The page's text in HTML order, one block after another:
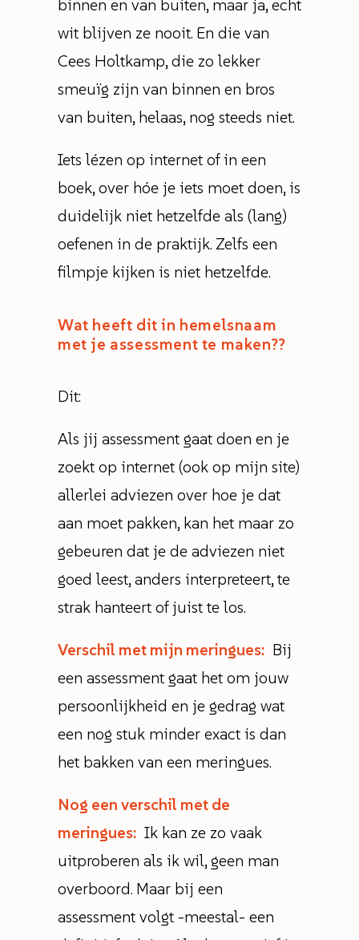
binnen en van buiten, maar ja, echt
wit blijven ze nooit. En die van
Cees Holtkamp, die zo lekker
smeuïg zijn van binnen en bros
van buiten, helaas, nog steeds niet.
Iets lézen op internet of in een
boek, over hóe je iets moet doen, is
duidelijk niet hetzelfde als (lang)
oefenen in de praktijk. Zelfs een
filmpje kijken is niet hetzelfde.
Wat heeft dit in hemelsnaam
met je assessment te maken??
Dit:
Als jij assessment gaat doen en je
zoekt op internet (ook op mijn site)
allerlei adviezen over hoe je dat
aan moet pakken, kan het maar zo
gebeuren dat je de adviezen niet
goed leest, anders interpreteert, te
strak hanteert of juist te los.
Verschil met mijn meringues: Bij
een assessment gaat het om jouw
persoonlijkheid en je gedrag wat
een nog stuk minder exact is dan
het bakken van een meringues.
Nog een verschil met de
meringues: Ik kan ze zo vaak
uitproberen als ik wil, geen man
overboord. Maar bij een
assessment volgt -meestal- een